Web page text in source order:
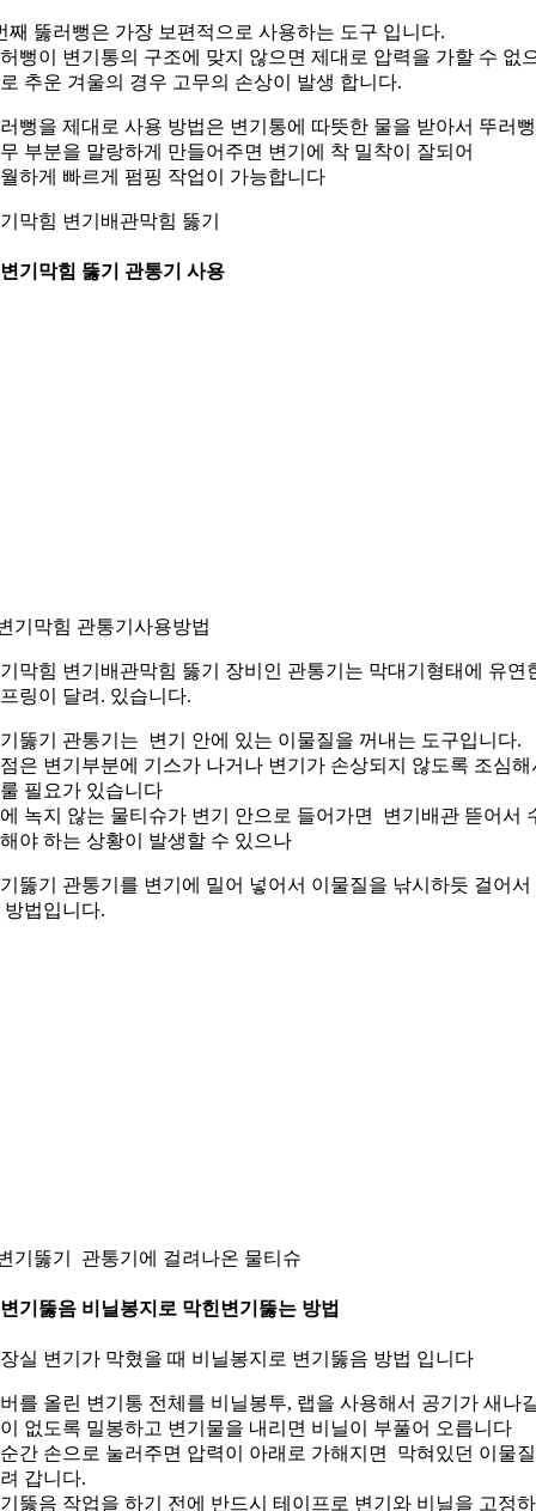
째 뚫러뻥은 가장 보편적으로 사용하는 도구 입니다.
뻥이 변기통의 구조에 맞지 않으면 제대로 압력을 가할 수 없
추운 겨울의 경우 고무의 손상이 발생 합니다.
뻥을 제대로 사용 방법은 변기통에 따뜻한 물을 받아서 뚜러뻥
부분을 말랑하게 만들어주면 변기에 착 밀착이 잘되어
하게 빠르게 펌핑 작업이 가능합니다
막힘 변기배관막힘 뚫기
기막힘 뚫기 관통기 사용
기막힘 관통기사용방법
막힘 변기배관막힘 뚫기 장비인 관통기는 막대기형태에 유연
링이 달려. 있습니다.
뚫기 관통기는 변기 안에 있는 이물질을 꺼내는 도구입니다.
은 변기부분에 기스가 나거나 변기가 손상되지 않도록 조심해
필요가 있습니다
녹지 않는 물티슈가 변기 안으로 들어가면 변기배관 뜯어서
야 하는 상황이 발생할 수 있으나
뚫기 관통기를 변기에 밀어 넣어서 이물질을 낚시하듯 걸어서
방법입니다.
기뚫기 관통기에 걸려나온 물티슈
기뚫음 비닐봉지로 막힌변기뚫는 방법
실 변기가 막혔을 때 비닐봉지로 변기뚫음 방법 입니다
를 올린 변기통 전체를 비닐봉투, 랩을 사용해서 공기가 새나
없도록 밀봉하고 변기물을 내리면 비닐이 부풀어 오릅니다
간 손으로 눌러주면 압력이 아래로 가해지면 막혀있던 이물
갑니다.
뚫음 작업을 하기 전에 반드시 테이프로 변기와 비닐을 고정